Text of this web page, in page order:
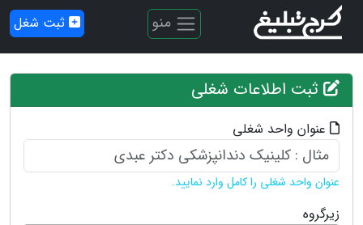
منو ثبت شغل
ثبت اطلاعات شغلی
عنوان واحد شغلی
عنوان واحد شغلی را کامل وارد نمایید.
زیرگروه